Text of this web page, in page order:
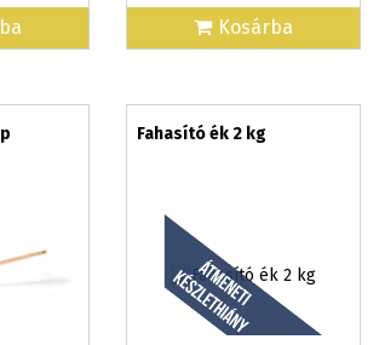
Kosárba
Fahasító ék 2 kg